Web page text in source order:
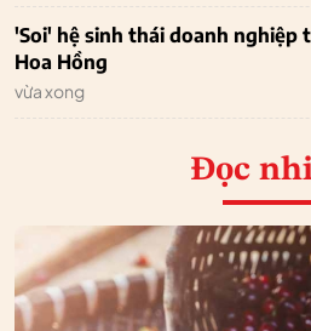
'Soi' hệ sinh thái doanh nghiệp
Hoa Hồng
vừa xong
Đọc